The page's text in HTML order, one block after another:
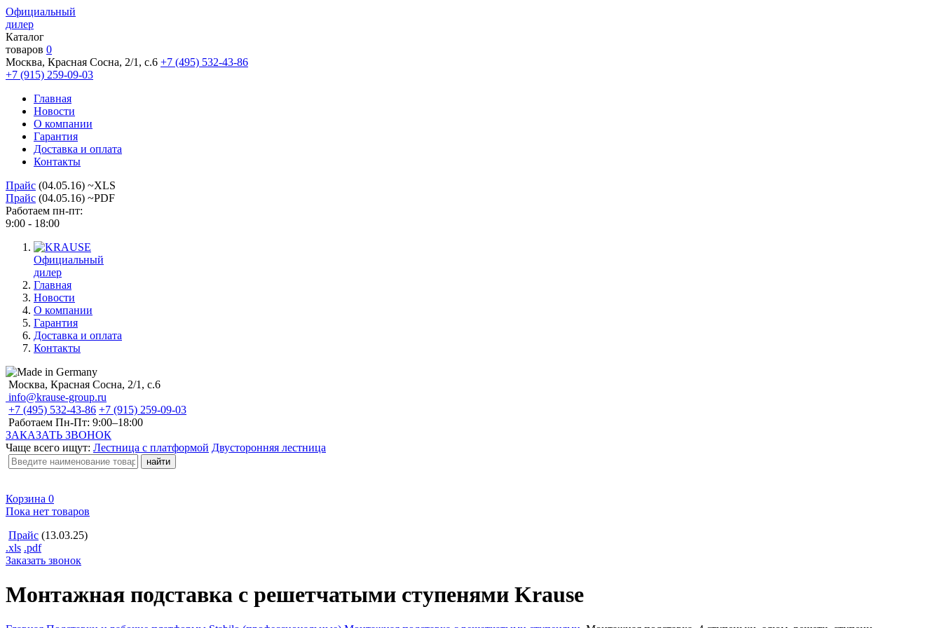
Официальный
дилер
Каталог
товаров 0
Москва, Красная Сосна, 2/1, с.6 +7 (495) 532-43-86
+7 (915) 259-09-03
Главная
Новости
О компании
Гарантия
Доставка и оплата
Контакты
Прайс (04.05.16) ~XLS
Прайс (04.05.16) ~PDF
Работаем пн-пт:
9:00 - 18:00
Официальный
дилер
Главная
Новости
О компании
Гарантия
Доставка и оплата
Контакты
Москва, Красная Сосна, 2/1, с.6
info@krause-group.ru
+7 (495) 532-43-86 +7 (915) 259-09-03
Работаем Пн-Пт: 9:00–18:00
ЗАКАЗАТЬ ЗВОНОК
Чаще всего ищут: Лестница с платформой Двусторонняя лестница
Корзина 0
Пока нет товаров
Прайс (13.03.25)
.xls .pdf
Заказать звонок
Монтажная подставка с решетчатыми ступенями Krause